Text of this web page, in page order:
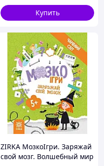
Купить
ZIRKA МозкоІгри. Заряжай
свой мозг. Волшебный мир